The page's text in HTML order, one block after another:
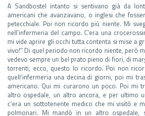
A Sandbostel intanto si sentivano già da
americani che avanzavano, o inglesi che
petecchiale. Poi non ricordo più niente. Mi
nell’infermeria del campo. C’era una
mi vide aprire gli occhi tutta contenta si mise a
vivo!” Di quel periodo non ricordo niente, però
vedevo sempre un bel prato pieno di fiori, di
torrenti, ecco, questo lo ricordo. Poi non
quell’infermeria una decina di giorni, poi mi
americano. Qui mi curarono un poco. Poi mi
altro ospedale, un altro ancora, e per ultimo
c’era un sottotenente medico che mi visitò e
polmonari. Mi mandò in un altro ospedale,